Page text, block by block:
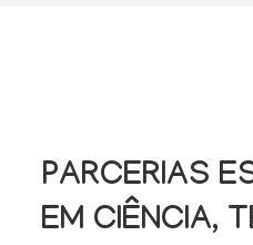
PARCERIAS
EM CIÊNCIA,